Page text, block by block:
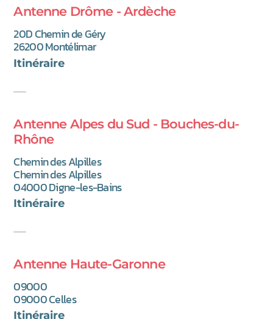
Antenne Drôme - Ardèche
20D Chemin de Géry
26200 Montélimar
Itinéraire(nouvel onglet)
Antenne Alpes du Sud - Bouches-du-
Rhône
Chemin des Alpilles
Chemin des Alpilles
04000 Digne-les-Bains
Itinéraire(nouvel onglet)
Antenne Haute-Garonne
09000
09000 Celles
Itinéraire(nouvel onglet)